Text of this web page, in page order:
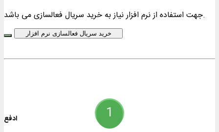
جهت استفاده از نرم افزار نیاز به خرید سریال فعالسازی می باشد.
خرید سریال فعالسازی نرم افزار
ادفع